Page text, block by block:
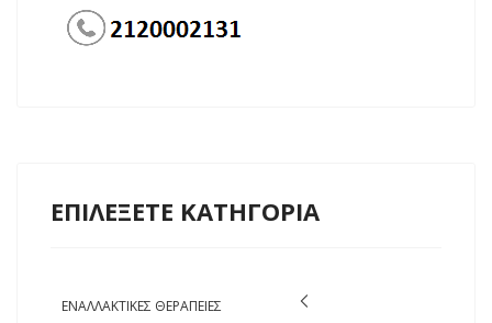
ΕΠΙΛΕΞΕΤΕ ΚΑΤΗΓΟΡΙΑ
ΕΝΑΛΛΑΚΤΙΚΕΣ ΘΕΡΑΠΕΙΕΣ